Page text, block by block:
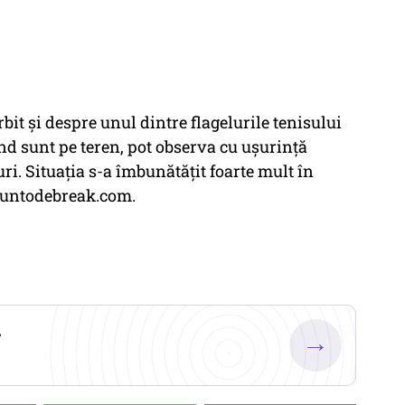
și despre unul dintre flagelurile tenisului
sunt pe teren, pot observa cu ușurință
Situația s-a îmbunătățit foarte mult în
→